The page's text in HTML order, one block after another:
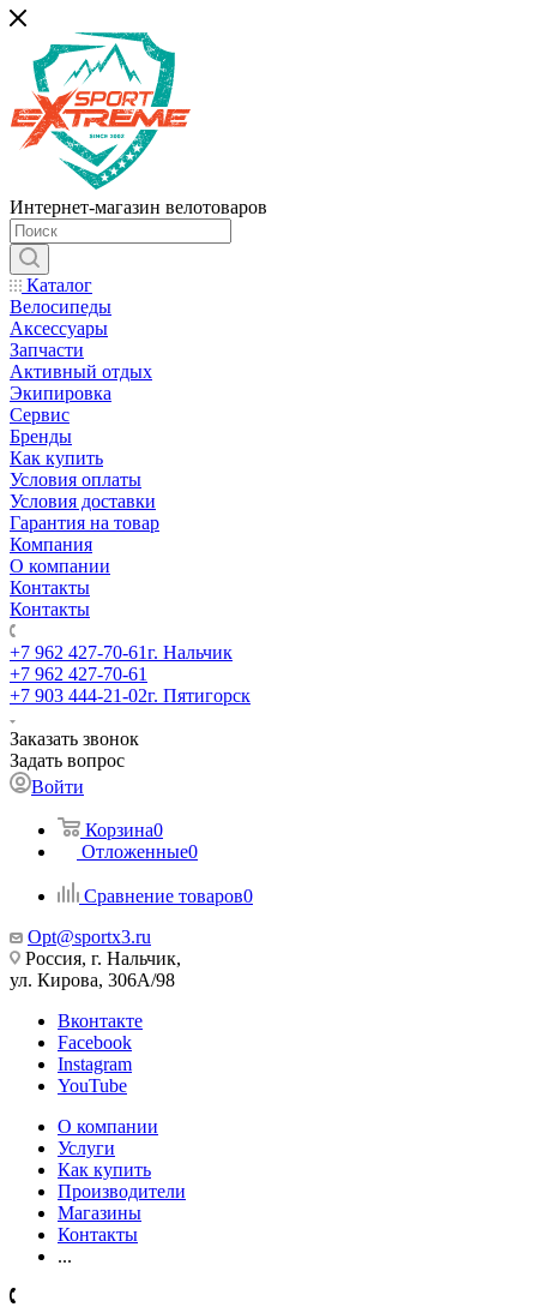
Интернет-магазин велотоваров
Каталог
Велосипеды
Аксессуары
Запчасти
Активный отдых
Экипировка
Сервис
Бренды
Как купить
Условия оплаты
Условия доставки
Гарантия на товар
Компания
О компании
Контакты
Контакты
+7 962 427-70-61г. Нальчик
+7 962 427-70-61
+7 903 444-21-02г. Пятигорск
Заказать звонок
Задать вопрос
Войти
Корзина0
Отложенные0
Сравнение товаров0
Opt@sportx3.ru
Россия, г. Нальчик,
ул. Кирова, 306А/98
Вконтакте
Facebook
Instagram
YouTube
О компании
Услуги
Как купить
Производители
Магазины
Контакты
...